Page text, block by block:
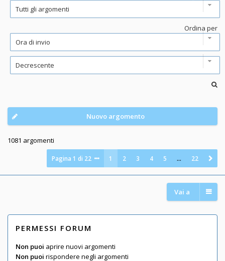
Ordina per
Nuovo argomento
1081 argomenti
Pagina1 di 22 1 2 3 4 5 … 22
Vai a
PERMESSI FORUM
Non puoi aprire nuovi argomenti
Non puoi rispondere negli argomenti